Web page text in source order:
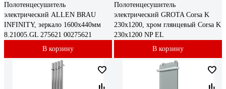
Полотенцесушитель
электрический ALLEN BRAU
INFINITY, зеркало 1600x440мм
8.21005.GL 275621 00275621
В корзину
Полотенцесушитель
электрический GROTA Corsa K
230x1200, хром глянцевый Corsa K
230х1200 NP EL
В корзину